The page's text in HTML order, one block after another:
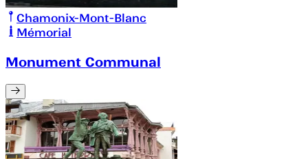
Chamonix-Mont-Blanc
Mémorial
Monument Communal